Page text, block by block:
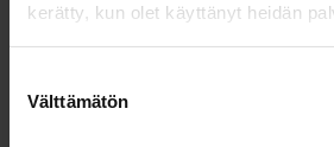
kerätty, kun olet käyttänyt heidän
valinta
Välttämätön
29.2.2024